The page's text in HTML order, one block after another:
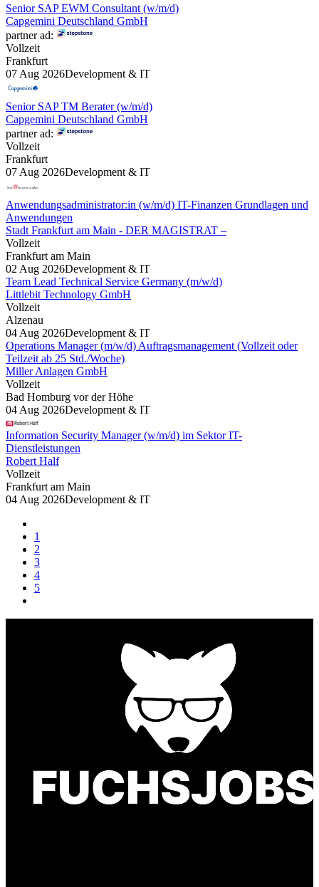
Senior SAP EWM Consultant (w/m/d)
Capgemini Deutschland GmbH
partner ad:
Vollzeit
Frankfurt
07 Aug 2026Development & IT
Senior SAP TM Berater (w/m/d)
Capgemini Deutschland GmbH
partner ad:
Vollzeit
Frankfurt
07 Aug 2026Development & IT
Anwendungsadministrator:in (w/m/d) IT-Finanzen Grundlagen und
Anwendungen
Stadt Frankfurt am Main - DER MAGISTRAT –
Vollzeit
Frankfurt am Main
02 Aug 2026Development & IT
Team Lead Technical Service Germany (m/w/d)
Littlebit Technology GmbH
Vollzeit
Alzenau
04 Aug 2026Development & IT
Operations Manager (m/w/d) Auftragsmanagement (Vollzeit oder
Teilzeit ab 25 Std./Woche)
Miller Anlagen GmbH
Vollzeit
Bad Homburg vor der Höhe
04 Aug 2026Development & IT
Information Security Manager (w/m/d) im Sektor IT-
Dienstleistungen
Robert Half
Vollzeit
Frankfurt am Main
04 Aug 2026Development & IT
1
2
3
4
5